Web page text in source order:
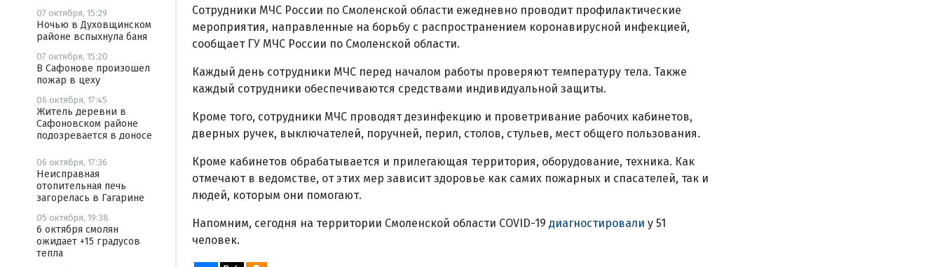
07 октября, 15:29
Ночью в Духовщинском
районе вспыхнула баня
07 октября, 15:20
В Сафонове произошел
пожар в цеху
06 октября, 17:45
Житель деревни в
Сафоновском районе
подозревается в доносе
06 октября, 17:36
Неисправная
отопительная печь
загорелась в Гагарине
05 октября, 19:38
6 октября смолян
ожидает +15 градусов
тепла
Сотрудники МЧС России по Смоленской области ежедневно проводит профилактические
мероприятия, направленные на борьбу с распространением коронавирусной инфекцией,
сообщает ГУ МЧС России по Смоленской области.
Каждый день сотрудники МЧС перед началом работы проверяют температуру тела. Также
каждый сотрудники обеспечиваются средствами индивидуальной защиты.
Кроме того, сотрудники МЧС проводят дезинфекцию и проветривание рабочих кабинетов,
дверных ручек, выключателей, поручней, перил, столов, стульев, мест общего пользования.
Кроме кабинетов обрабатывается и прилегающая территория, оборудование, техника. Как
отмечают в ведомстве, от этих мер зависит здоровье как самих пожарных и спасателей, так и
людей, которым они помогают.
Напомним, сегодня на территории Смоленской области COVID-19 диагностировали у 51
человек.